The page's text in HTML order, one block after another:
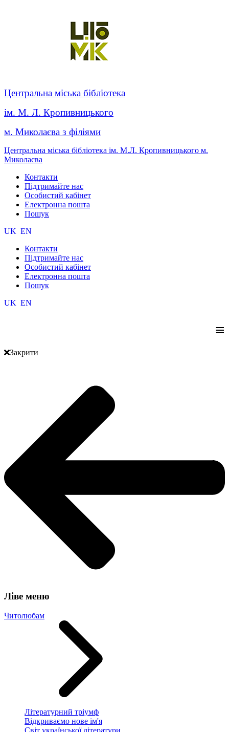
Центральна міська бібліотека
ім. М. Л. Кропивницького
м. Миколаєва з філіями
Центральна міська бібліотека ім. М.Л. Кропивницького м.
Миколаєва
Контакти
Підтримайте нас
Особистий кабінет
Електронна пошта
Пошук
UK EN
Контакти
Підтримайте нас
Особистий кабінет
Електронна пошта
Пошук
UK EN
≡
Закрити
Ліве меню
Читолюбам
Літературний тріумф
Відкриваємо нове ім'я